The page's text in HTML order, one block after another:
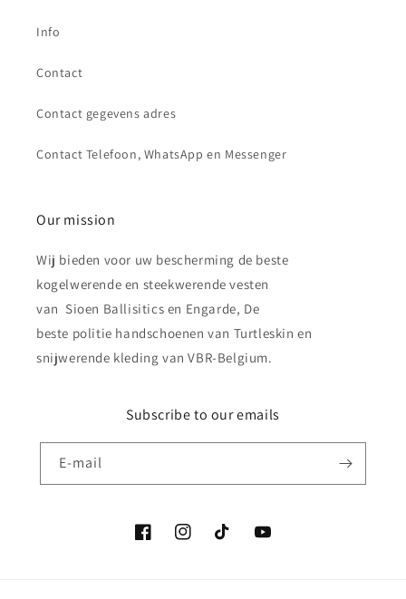
Info
Contact
Contact gegevens adres
Contact Telefoon, WhatsApp en Messenger
Our mission
Wij bieden voor uw bescherming de beste
kogelwerende en steekwerende vesten
van Sioen Ballisitics en Engarde, De
beste politie handschoenen van Turtleskin en
snijwerende kleding van VBR-Belgium.
Subscribe to our emails
E‑mail
FacebookInstagramTikTok YouTube